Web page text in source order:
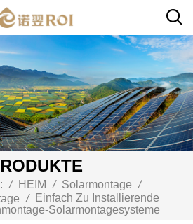
/ HEIM / Solarmontage /
/
Einfach Zu Installierende
Solarmontagesysteme